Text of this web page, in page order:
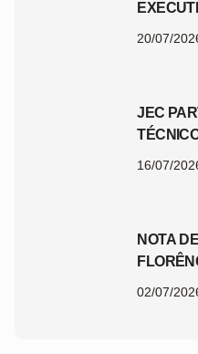
20/07/
JEC
16/07/
NOTA
02/07/